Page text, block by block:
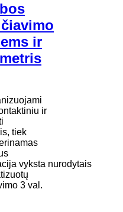
ir
ir
tiek
vyksta nurodytais
3 val.